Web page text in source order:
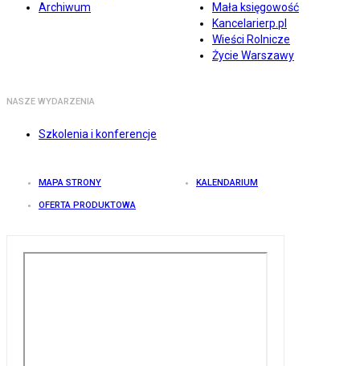
Archiwum
Mała księgowość
Kancelarierp.pl
Wieści Rolnicze
Życie Warszawy
NASZE WYDARZENIA
Szkolenia i konferencje
MAPA STRONY KALENDARIUM
OFERTA PRODUKTOWA